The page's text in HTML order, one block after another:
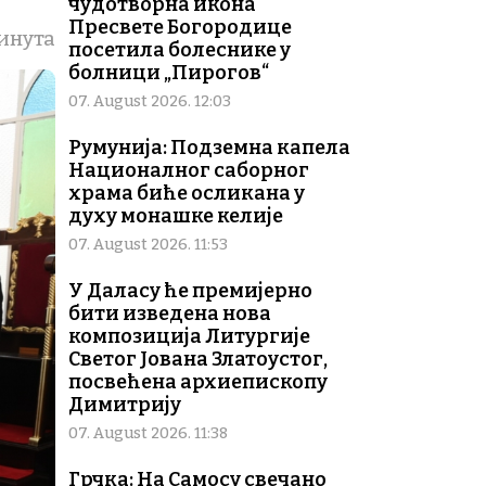
Пресвете Богородице
посетила болеснике у
болници „Пирогов“
07. August 2026. 12:03
Румунија: Подземна капела
Националног саборног
храма биће осликана у
духу монашке келије
07. August 2026. 11:53
У Даласу ће премијерно
бити изведена нова
композиција Литургије
Светог Јована Златоустог,
посвећена архиепископу
Димитрију
07. August 2026. 11:38
Грчка: На Самосу свечано